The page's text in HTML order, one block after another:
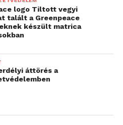
logo Tiltott vegyi
talált a Greenpeace
készült matrica
áttörés a